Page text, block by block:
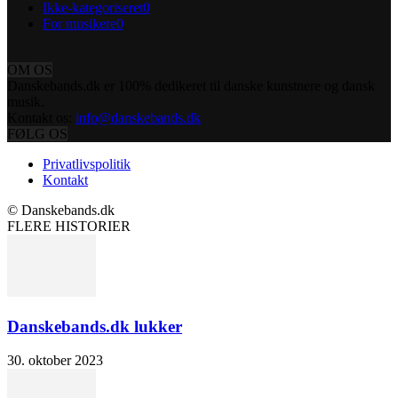
Ikke-kategoriseret0
For musikere0
OM OS
info@danskebands.dk
FØLG OS
Privatlivspolitik
Kontakt
© Danskebands.dk
FLERE HISTORIER
Danskebands.dk lukker
30. oktober 2023